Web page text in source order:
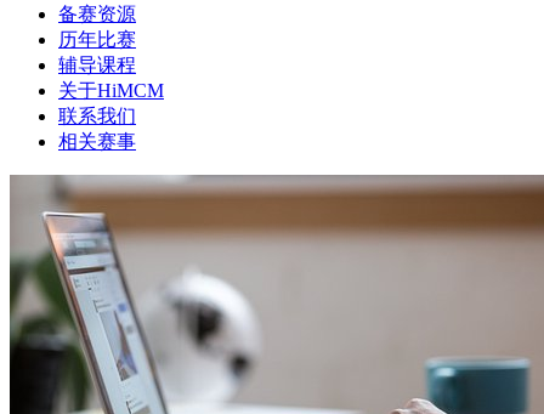
备赛资源
历年比赛
辅导课程
关于HiMCM
联系我们
相关赛事